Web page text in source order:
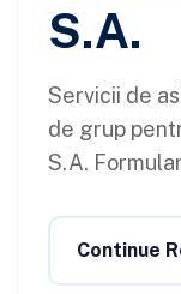
S.A.
Servicii de
de grup
S.A.
Continue